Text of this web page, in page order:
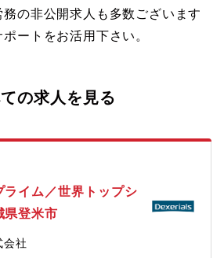
務の非公開求人も多数ございます
ートをお活用下さい。
の求人を見る
ライム／世界トップシ
県登米市
会社